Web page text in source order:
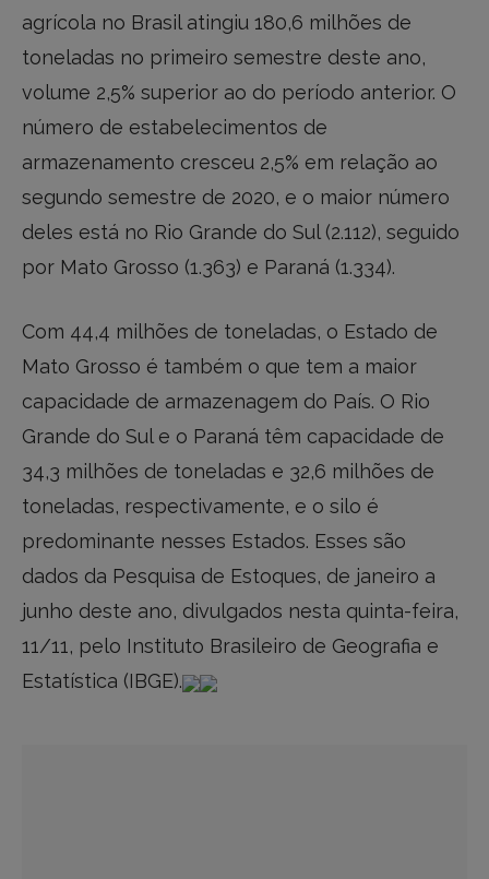
agrícola no Brasil atingiu 180,6 milhões de
toneladas no primeiro semestre deste ano,
volume 2,5% superior ao do período anterior. O
número de estabelecimentos de
armazenamento cresceu 2,5% em relação ao
segundo semestre de 2020, e o maior número
deles está no Rio Grande do Sul (2.112), seguido
por Mato Grosso (1.363) e Paraná (1.334).
Com 44,4 milhões de toneladas, o Estado de
Mato Grosso é também o que tem a maior
capacidade de armazenagem do País. O Rio
Grande do Sul e o Paraná têm capacidade de
34,3 milhões de toneladas e 32,6 milhões de
toneladas, respectivamente, e o silo é
predominante nesses Estados. Esses são
dados da Pesquisa de Estoques, de janeiro a
junho deste ano, divulgados nesta quinta-feira,
11/11, pelo Instituto Brasileiro de Geografia e
Estatística (IBGE).